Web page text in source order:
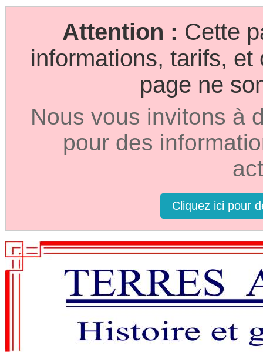
Attention : Cette
informations, tarifs,
page ne
Nous vous invitons à
pour des
Cliquez ici pour